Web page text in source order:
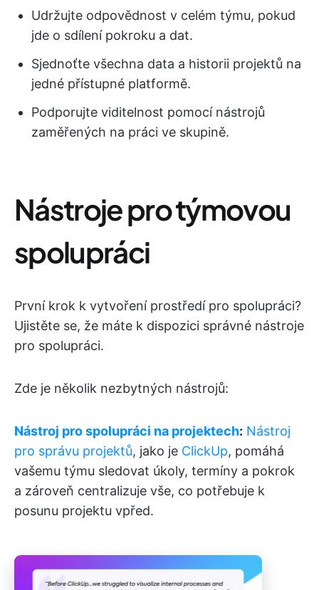
Udržujte odpovědnost v celém týmu, pokud
jde o sdílení pokroku a dat.
Sjednoťte všechna data a historii projektů na
jedné přístupné platformě.
Podporujte viditelnost pomocí nástrojů
zaměřených na práci ve skupině.
Nástroje pro týmovou
spolupráci
První krok k vytvoření prostředí pro spolupráci?
Ujistěte se, že máte k dispozici správné nástroje
pro spolupráci.
Zde je několik nezbytných nástrojů:
Nástroj pro spolupráci na projektech: Nástroj
pro správu projektů, jako je ClickUp, pomáhá
vašemu týmu sledovat úkoly, termíny a pokrok
a zároveň centralizuje vše, co potřebuje k
posunu projektu vpřed.